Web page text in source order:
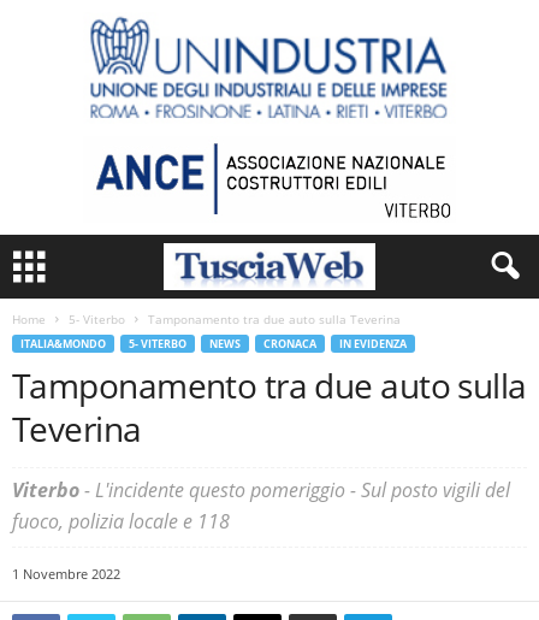
Home 5- Viterbo Tamponamento tra due auto sulla Teverina
ITALIA&MONDO 5- VITERBO NEWS CRONACA IN EVIDENZA
Tamponamento tra due auto sulla
Teverina
Viterbo- L'incidente questo pomeriggio - Sul posto vigili del
fuoco, polizia locale e 118
1 Novembre 2022